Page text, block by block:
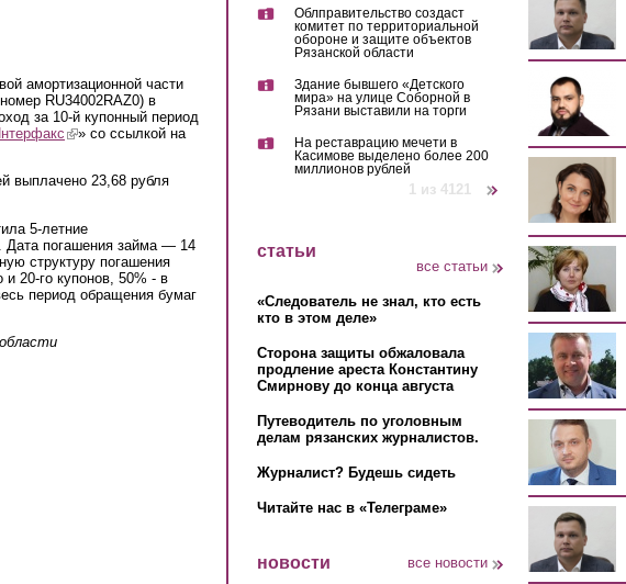
амортизационной части
RU34002RAZ0) в
за 10-й купонный период
(link is external)
» со ссылкой на
выплачено 23,68 рубля
5-летние
Дата погашения займа — 14
структуру погашения
20-го купонов, 50% - в
период обращения бумаг
Облправительство создаст
комитет по территориальной
обороне и защите объектов
Рязанской области
Здание бывшего «Детского
мира» на улице Соборной в
Рязани выставили на торги
На реставрацию мечети в
Касимове выделено более 200
миллионов рублей
1 из 4121
статьи
все статьи
«Следователь не знал, кто есть
кто в этом деле»
Сторона защиты обжаловала
продление ареста Константину
Смирнову до конца августа
Путеводитель по уголовным
делам рязанских журналистов.
Журналист? Будешь сидеть
Читайте нас в «Телеграме»
новости все новости